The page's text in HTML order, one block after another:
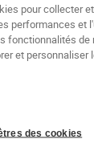
EN CONTACT
pour collecter
performances et
fonctionnalités de
et personnaliser
des cookies